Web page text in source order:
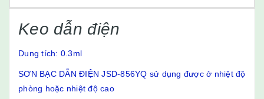
Keo dẫn điện
Dung tích: 0.3ml
SƠN BẠC DẪN ĐIỆN JSD-856YQ sử dụng được ở nhiệt độ
phòng hoặc nhiệt độ cao